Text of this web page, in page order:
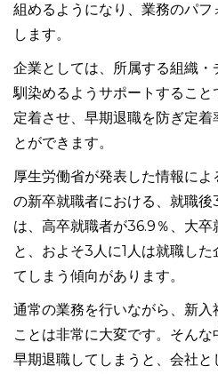
組めるようになり、業務のパフ
します。
企業としては、所属する組織・
馴染めるようサポートすること
定着させ、早期退職を防ぎ定着
とができます。
厚生労働省が発表した情報に
の新卒就職者における、就職
は、高卒就職者が36.9％、大卒
と、およそ3人に1人は就職し
てしまう傾向があります。
通常の業務を行いながら、新入
ことは非常に大変です。そん
早期退職してしまうと、会社と